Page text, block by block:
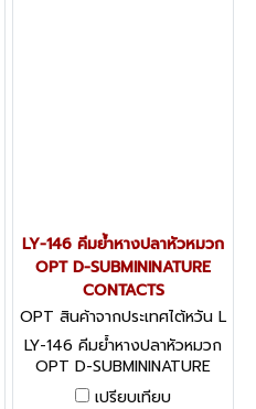
LY-146 คีมย้ำหางปลาหัวหมวก
OPT D-SUBMININATURE
CONTACTS
OPT สินค้าจากประเทศไต้หวัน L
Y-146
LY-146 คีมย้ำหางปลาหัวหมวก
OPT D-SUBMININATURE
CONTACTS
เปรียบเทียบ